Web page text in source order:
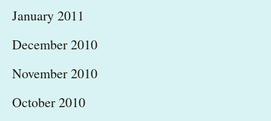
January 2011
December 2010
November 2010
October 2010